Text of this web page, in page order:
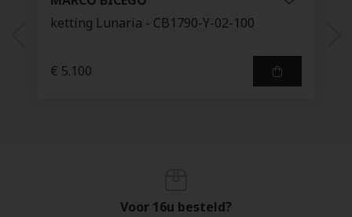
ketting Lunaria - CB1790-Y-02-100
€ 5.100
Voor 16u besteld?